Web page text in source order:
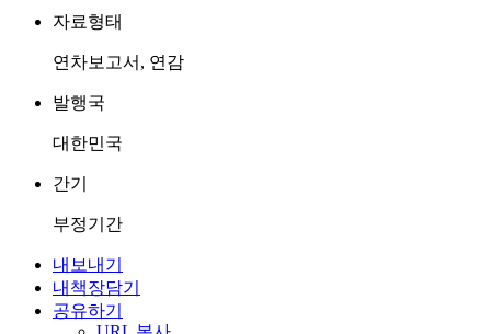
자료형태
연차보고서, 연감
발행국
대한민국
간기
부정기간
내보내기
내책장담기
공유하기